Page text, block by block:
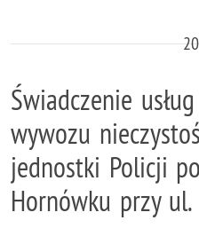
Świadczenie
wywozu
jednostki Policji
Hornówku przy